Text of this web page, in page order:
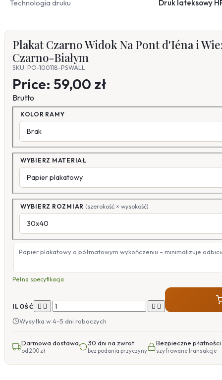
Technologia druku Druk lateksowy
Plakat Czarno Widok Na Pont d'Iéna i
Czarno-Białym
SKU: PO-100118-PSWALL
Price: 59,00 zł
Brutto
KOLOR RAMY
WYBIERZ MATERIAŁ
WYBIERZ ROZMIAR (szerokość × wysokość)
Papier plakatowy o półmatowym wykończeniu – minimalizuje
Pełna specyfikacja
ILOŚĆ    
Wysyłka w 4–5 dni roboczych
Darmowa dostawa
od 200 zł
30 dni na zwrot
bez podania przyczyny
Bezpieczne płatności
szyfrowane transakcje